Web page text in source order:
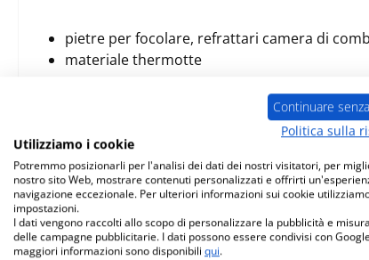
pietre per focolare, refrattari camera di
materiale thermotte
Prodotti simili
Salta la galleria dei prodotti
Continuare
Politica sulla
Utilizziamo i cookie
Potremmo posizionarli per l'analisi dei dati dei nostri visitatori, per
nostro sito Web, mostrare contenuti personalizzati e offrirti
navigazione eccezionale. Per ulteriori informazioni sui cookie
impostazioni.
I dati vengono raccolti allo scopo di personalizzare la pubblicità e
delle campagne pubblicitarie. I dati possono essere condivisi con
maggiori informazioni sono disponibili qui.